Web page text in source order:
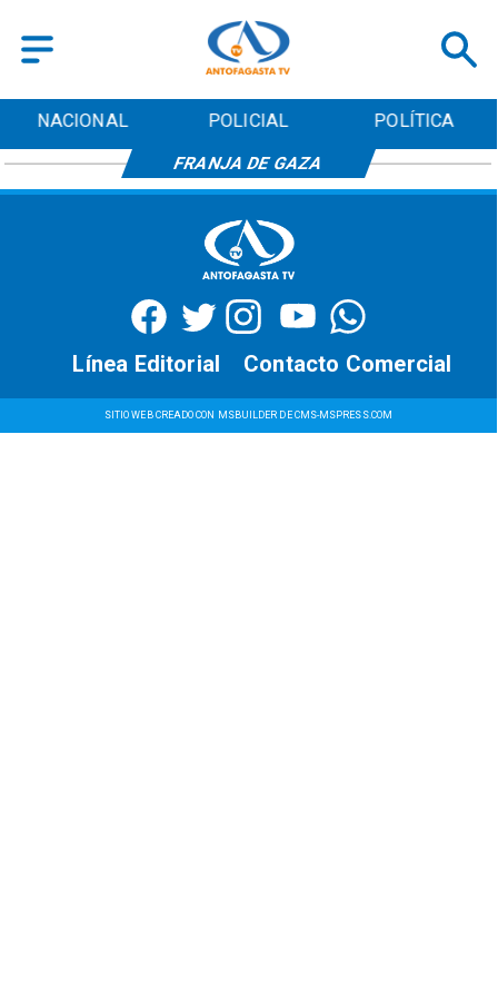
NACIONAL POLICIAL POLÍTICA
FRANJA DE GAZA
SITIO WEB CREADO CON MSBUILDER DE CMS-MSPRESS.COM
Contacto Comercial
Línea Editorial